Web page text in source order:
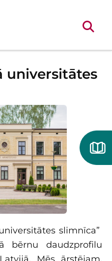
universitātes
slimnīca”
bērnu daudzprofilu